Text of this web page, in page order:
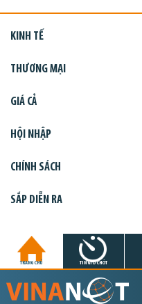
KINH TẾ
THƯƠNG MẠI
GIÁ CẢ
HỘI NHẬP
CHÍNH SÁCH
SẮP DIỄN RA
TRANG CHỦ TIN GIỜ CHÓT